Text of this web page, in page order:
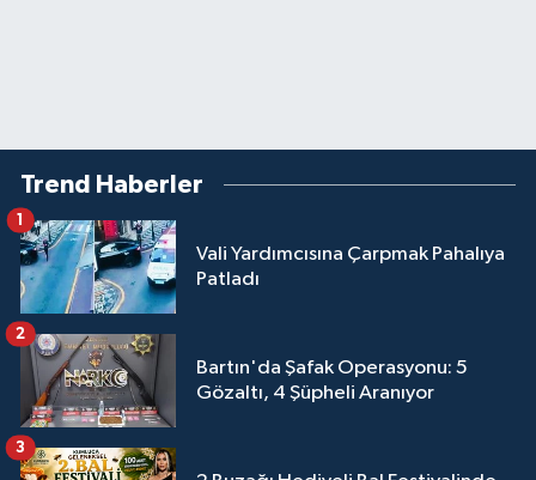
Trend Haberler
Vali Yardımcısına Çarpmak Pahalıya
Patladı
1
Bartın'da Şafak Operasyonu: 5
Gözaltı, 4 Şüpheli Aranıyor
2
3